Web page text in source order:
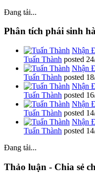
Đang tải...
Phân tích phái sinh
Nhận
Tuấn Thành posted
Nhận
Tuấn Thành posted
Nhận
Tuấn Thành posted
Nhận
Tuấn Thành posted
Nhận
Tuấn Thành posted
Đang tải...
Thảo luận - Chia sẻ